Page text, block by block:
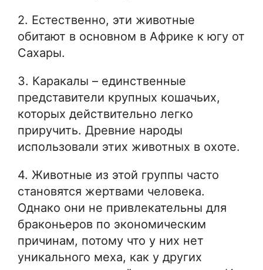
2. Естественно, эти животные
обитают в основном в Африке к югу от
Сахары.
3. Каракалы – единственные
представители крупных кошачьих,
которых действительно легко
приручить. Древние народы
использовали этих животных в охоте.
4. Животные из этой группы часто
становятся жертвами человека.
Однако они не привлекательны для
браконьеров по экономическим
причинам, потому что у них нет
уникального меха, как у других